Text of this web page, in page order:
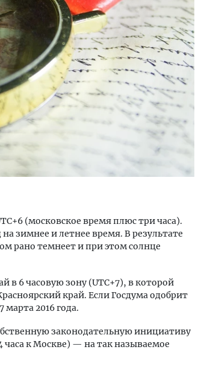
(московское время плюс три часа).
зимнее и летнее время. В результате
рано темнеет и при этом солнце
в 6 часовую зону (UTC+7), в которой
край. Если Госдума одобрит
2016 года.
законодательную инициативу
часа к Москве) — на так называемое
идей.
компании
рынка
Ищем новые берега.
«Жилищной инициативы»
Гатилов — о том, как
оставаться на плаву,
штормит